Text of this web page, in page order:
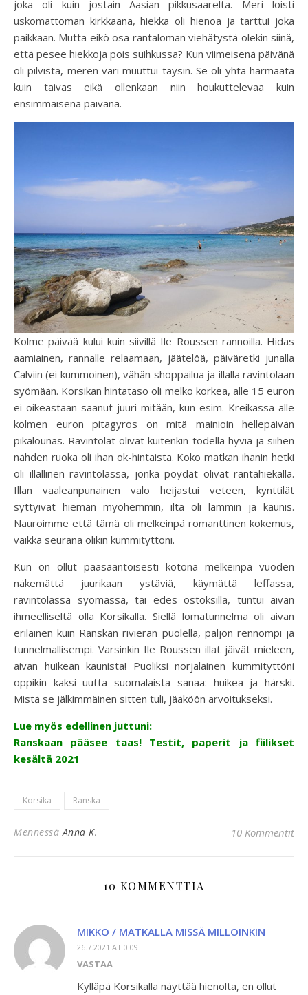
joka oli kuin jostain Aasian pikkusaarelta. Meri loisti
uskomattoman kirkkaana, hiekka oli hienoa ja tarttui joka
paikkaan. Mutta eikö osa rantaloman viehätystä olekin siinä,
että pesee hiekkoja pois suihkussa? Kun viimeisenä päivänä
oli pilvistä, meren väri muuttui täysin. Se oli yhtä harmaata
kuin taivas eikä ollenkaan niin houkuttelevaa kuin
ensimmäisenä päivänä.
Kolme päivää kului kuin siivillä Ile Roussen rannoilla. Hidas
aamiainen, rannalle relaamaan, jäätelöä, päiväretki junalla
Calviin (ei kummoinen), vähän shoppailua ja illalla ravintolaan
syömään. Korsikan hintataso oli melko korkea, alle 15 euron
ei oikeastaan saanut juuri mitään, kun esim. Kreikassa alle
kolmen euron pitagyros on mitä mainioin hellepäivän
pikalounas. Ravintolat olivat kuitenkin todella hyviä ja siihen
nähden ruoka oli ihan ok-hintaista. Koko matkan ihanin hetki
oli illallinen ravintolassa, jonka pöydät olivat rantahiekalla.
Illan vaaleanpunainen valo heijastui veteen, kynttilät
syttyivät hieman myöhemmin, ilta oli lämmin ja kaunis.
Nauroimme että tämä oli melkeinpä romanttinen kokemus,
vaikka seurana olikin kummityttöni.
Kun on ollut pääsääntöisesti kotona melkeinpä vuoden
näkemättä juurikaan ystäviä, käymättä leffassa,
ravintolassa syömässä, tai edes ostoksilla, tuntui aivan
ihmeelliseltä olla Korsikalla. Siellä lomatunnelma oli aivan
erilainen kuin Ranskan rivieran puolella, paljon rennompi ja
tunnelmallisempi. Varsinkin Ile Roussen illat jäivät mieleen,
aivan huikean kaunista! Puoliksi norjalainen kummityttöni
oppikin kaksi uutta suomalaista sanaa: huikea ja härski.
Mistä se jälkimmäinen sitten tuli, jääköön arvoitukseksi.
Lue myös edellinen juttuni:
Ranskaan pääsee taas! Testit, paperit ja fiilikset
kesältä 2021
Korsika Ranska
MennessäAnna K. 10 Kommentit
10 KOMMENTTIA
MIKKO / MATKALLA MISSÄ MILLOINKIN
26.7.2021 AT 0:09
VASTAA
Kylläpä Korsikalla näyttää hienolta, en ollut